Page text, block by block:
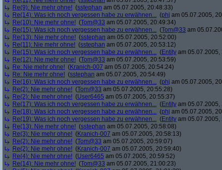
Re(9): Nie mehr ohne! (sstephan am 05.07.2005, 20:48:33)
Re(14): Was ich noch vergessen habe zu erwähnen... (phj am 05.07.2005,
Re(10): Nie mehr ohne! (Tom@33 am 05.07.2005, 20:49:34)
Re(15): Was ich noch vergessen habe zu erwähnen... (Tom@33 am
Re(13): Nie mehr ohne! (sstephan am 05.07.2005, 20:52:00)
Re(11): Nie mehr ohne! (sstephan am 05.07.2005, 20:53:12)
Re(15): Was ich noch vergessen habe zu erwähnen... (Entity am 05.07.2005,
Re(12): Nie mehr ohne! (Tom@33 am 05.07.2005, 20:53:59)
Re: Nie mehr ohne! (Kranich-007 am 05.07.2005, 20:54:24)
Re: Nie mehr ohne! (sstephan am 05.07.2005, 20:54:49)
Re(16): Was ich noch vergessen habe zu erwähnen... (phj am 05.07.2005,
Re(2): Nie mehr ohne! (Tom@33 am 05.07.2005, 20:55:28)
Re(2): Nie mehr ohne! (User6465 am 05.07.2005, 20:55:37)
Re(17): Was ich noch vergessen habe zu erwähnen... (Entity am 05.07.2005,
Re(18): Was ich noch vergessen habe zu erwähnen... (phj am 05.07.2005,
Re(19): Was ich noch vergessen habe zu erwähnen... (Entity am 05.07.2005,
Re(13): Nie mehr ohne! (sstephan am 05.07.2005, 20:58:08)
Re(3): Nie mehr ohne! (Kranich-007 am 05.07.2005, 20:58:13)
Re(2): Nie mehr ohne! (Tom@33 am 05.07.2005, 20:59:07)
Re(2): Nie mehr ohne! (Kranich-007 am 05.07.2005, 20:59:40)
Re(4): Nie mehr ohne! (User6465 am 05.07.2005, 20:59:52)
Re(14): Nie mehr ohne! (Tom@33 am 05.07.2005, 21:00:23)